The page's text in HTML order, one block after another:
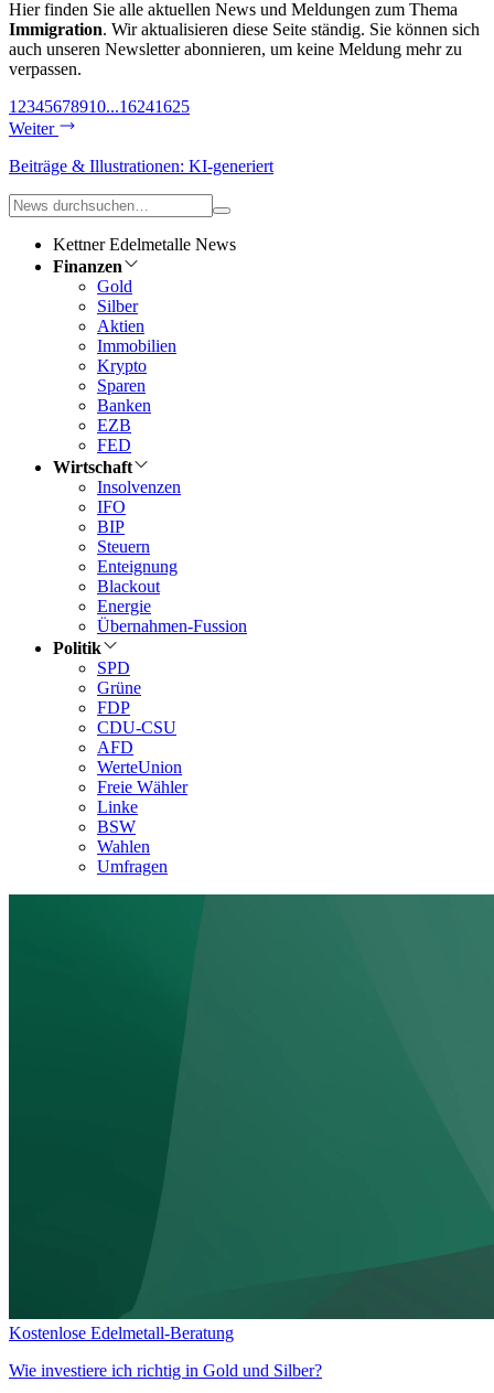
Hier finden Sie alle aktuellen News und Meldungen zum Thema
Immigration. Wir aktualisieren diese Seite ständig. Sie können sich
auch unseren Newsletter abonnieren, um keine Meldung mehr zu
verpassen.
1 2345678910...16241625
Weiter
Beiträge & Illustrationen: KI-generiert
Kettner Edelmetalle News
Finanzen
Gold
Silber
Aktien
Immobilien
Krypto
Sparen
Banken
EZB
FED
Wirtschaft
Insolvenzen
IFO
BIP
Steuern
Enteignung
Blackout
Energie
Übernahmen-Fussion
Politik
SPD
Grüne
FDP
CDU-CSU
AFD
WerteUnion
Freie Wähler
Linke
BSW
Wahlen
Umfragen
Kostenlose Edelmetall-Beratung
Wie investiere ich richtig in Gold und Silber?